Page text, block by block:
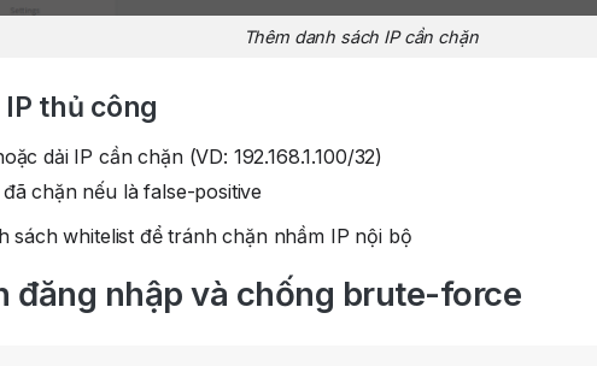
Thêm danh sách IP cần chặn
thủ công
dải IP cần chặn (VD: 192.168.1.100/32)
đã chặn nếu là false-positive
sách whitelist để tránh chặn nhầm IP nội bộ
đăng nhập và chống brute-force